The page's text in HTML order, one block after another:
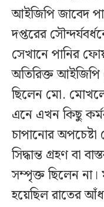
আইজিপি জাবেদ
দপ্তরের
সেখানে পানির
অতিরিক্ত আইজিপি
ছিলেন মো.
এনে এখন কিছু
চাপানোর
সিদ্ধান্ত গ্রহণ বা
সম্পৃক্ত ছিলেন
হয়েছিল রাতের